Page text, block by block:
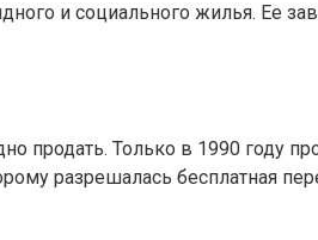
и социального жилья. Ее
продать. Только в 1990 году
разрешалась бесплатная